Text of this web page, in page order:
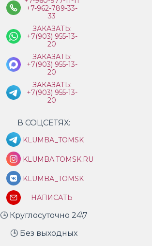
+7-962-789-33-
33
ЗАКАЗАТЬ:
+7(903) 955-13-
20
ЗАКАЗАТЬ:
+7(903) 955-13-
20
ЗАКАЗАТЬ:
+7(903) 955-13-
20
В СОЦСЕТЯХ:
KLUMBA_TOMSK
KLUMBA.TOMSK.RU
KLUMBA_TOMSK
НАПИСАТЬ
🕒 Круглосуточно 24\7
🕒 Без выходных